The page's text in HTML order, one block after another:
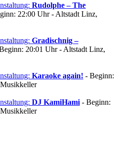
Rudolphe – The
22:00 Uhr - Altstadt Linz,
Gradischnig –
20:01 Uhr - Altstadt Linz,
Karaoke again! - Beginn:
DJ KamiHami - Beginn: